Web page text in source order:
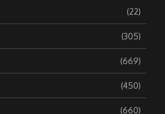
(22)
(305)
(669)
(450)
(660)